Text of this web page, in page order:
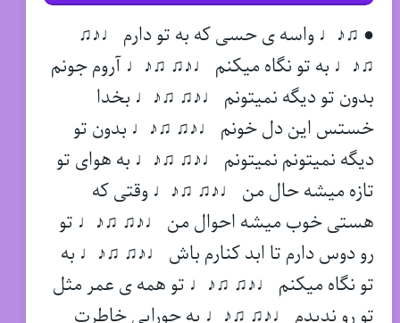
● ♫♪♩ واسه ی حسی که به تو دارم ♩♪♫
♫♪♩ به تو نگاه میکنم ♩♪♫ ♫♪♩ آروم جونم
بدون تو دیگه نمیتونم ♩♪♫ ♫♪♩ بخدا
خستس این دل خونم ♩♪♫ ♫♪♩ بدون تو
دیگه نمیتونم نمیتونم ♩♪♫ ♫♪♩ به هوای تو
تازه میشه حال من ♩♪♫ ♫♪♩ وقتی که
هستی خوب میشه احوال من ♩♪♫ ♫♪♩ تو
رو دوس دارم تا ابد کنارم باش ♩♪♫ ♫♪♩ به
تو نگاه میکنم ♩♪♫ ♫♪♩ تو همه ی عمر مثل
تو رو ندیدم ♩♪♫ ♫♪♩ یه جورایی خاطرت